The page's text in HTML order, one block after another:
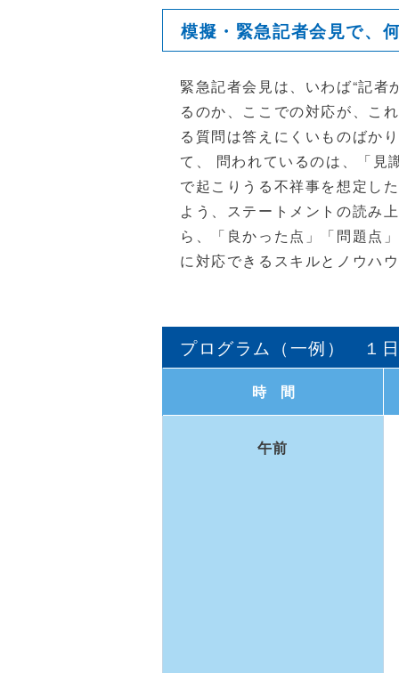
模擬・緊急記者会見で、
緊急記者会見は、いわば“記
るのか、ここでの対応が、こ
る質問は答えにくいものばか
て、 問われているのは、「見
で起こりうる不祥事を想定し
よう、ステートメントの読み
ら、「良かった点」「問題点
に対応できるスキルとノウハ
プログラム（一例）
時間
午前